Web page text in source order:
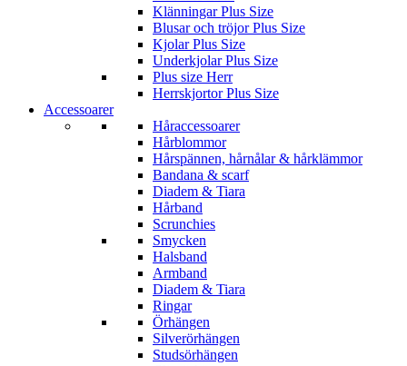
Klänningar Plus Size
Blusar och tröjor Plus Size
Kjolar Plus Size
Underkjolar Plus Size
Plus size Herr
Herrskjortor Plus Size
Accessoarer
Håraccessoarer
Hårblommor
Hårspännen, hårnålar & hårklämmor
Bandana & scarf
Diadem & Tiara
Hårband
Scrunchies
Smycken
Halsband
Armband
Diadem & Tiara
Ringar
Örhängen
Silverörhängen
Studsörhängen